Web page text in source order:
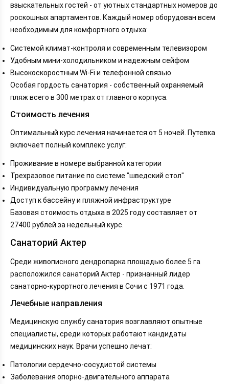
взыскательных гостей - от уютных стандартных номеров до
роскошных апартаментов. Каждый номер оборудован всем
необходимым для комфортного отдыха:
Системой климат-контроля и современным телевизором
Удобным мини-холодильником и надежным сейфом
Высокоскоростным Wi-Fi и телефонной связью
Особая гордость санатория - собственный охраняемый
пляж всего в 300 метрах от главного корпуса.
Стоимость лечения
Оптимальный курс лечения начинается от 5 ночей. Путевка
включает полный комплекс услуг:
Проживание в номере выбранной категории
Трехразовое питание по системе "шведский стол"
Индивидуальную программу лечения
Доступ к бассейну и пляжной инфраструктуре
Базовая стоимость отдыха в 2025 году составляет от
27400 рублей за недельный курс.
Санаторий Актер
Среди живописного дендропарка площадью более 5 га
расположился санаторий Актер - признанный лидер
санаторно-курортного лечения в Сочи с 1971 года.
Лечебные направления
Медицинскую службу санатория возглавляют опытные
специалисты, среди которых работают кандидаты
медицинских наук. Врачи успешно лечат:
Патологии сердечно-сосудистой системы
Заболевания опорно-двигательного аппарата